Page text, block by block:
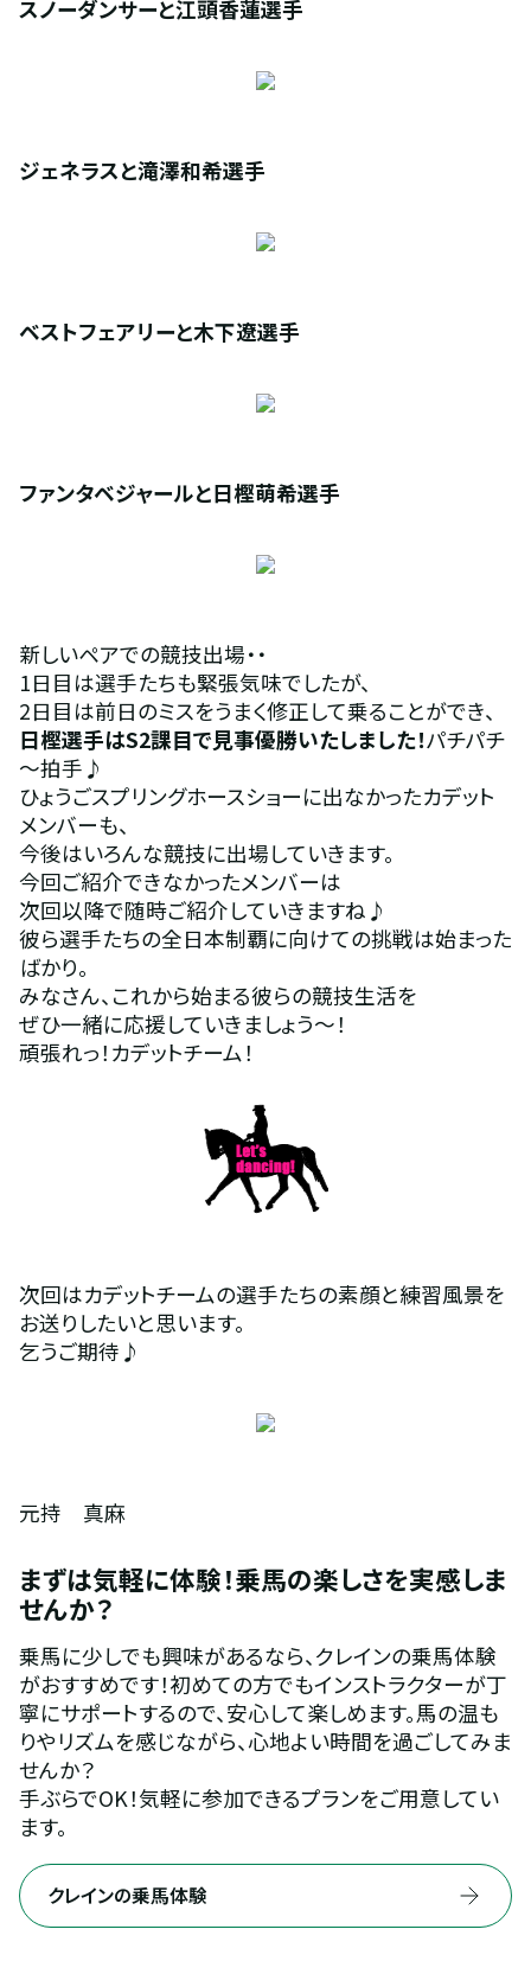
スノーダンサーと江頭香蓮選手
ジェネラスと滝澤和希選手
ベストフェアリーと木下遼選手
ファンタベジャールと日樫萌希選手
新しいペアでの競技出場・・
1日目は選手たちも緊張気味でしたが、
2日目は前日のミスをうまく修正して乗ることができ、
日樫選手はS2課目で見事優勝いたしました！パチパチ
～拍手♪
ひょうごスプリングホースショーに出なかったカデット
メンバーも、
今後はいろんな競技に出場していきます。
今回ご紹介できなかったメンバーは
次回以降で随時ご紹介していきますね♪
彼ら選手たちの全日本制覇に向けての挑戦は始まった
ばかり。
みなさん、これから始まる彼らの競技生活を
ぜひ一緒に応援していきましょう～！
頑張れっ！カデットチーム！
次回はカデットチームの選手たちの素顔と練習風景を
お送りしたいと思います。
乞うご期待♪
元持　真麻
まずは気軽に体験！乗馬の楽しさを実感しま
せんか？
乗馬に少しでも興味があるなら、クレインの乗馬体験
がおすすめです！初めての方でもインストラクターが丁
寧にサポートするので、安心して楽しめます。馬の温も
りやリズムを感じながら、心地よい時間を過ごしてみま
せんか？
手ぶらでOK！気軽に参加できるプランをご用意してい
ます。
クレインの乗馬体験